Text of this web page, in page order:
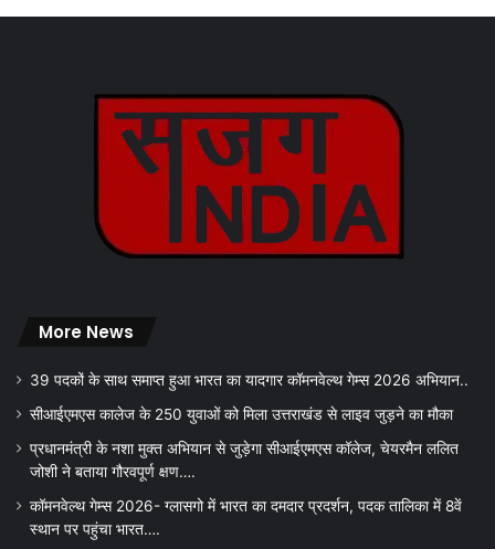
More News
39 पदकों के साथ समाप्त हुआ भारत का यादगार कॉमनवेल्थ गेम्स 2026 अभियान..
सीआईएमएस कालेज के 250 युवाओं को मिला उत्तराखंड से लाइव जुड़ने का मौका
प्रधानमंत्री के नशा मुक्त अभियान से जुड़ेगा सीआईएमएस कॉलेज, चेयरमैन ललित
जोशी ने बताया गौरवपूर्ण क्षण….
कॉमनवेल्थ गेम्स 2026- ग्लासगो में भारत का दमदार प्रदर्शन, पदक तालिका में 8वें
स्थान पर पहुंचा भारत….